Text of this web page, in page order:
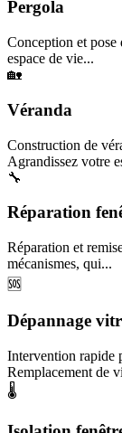
Pergola
Conception et pose
espace de vie...
🏡
Véranda
Construction de
Agrandissez votre
🔧
Réparation
Réparation et
mécanismes, qui...
🆘
Dépannage
Intervention rapide
Remplacement de
🌡️